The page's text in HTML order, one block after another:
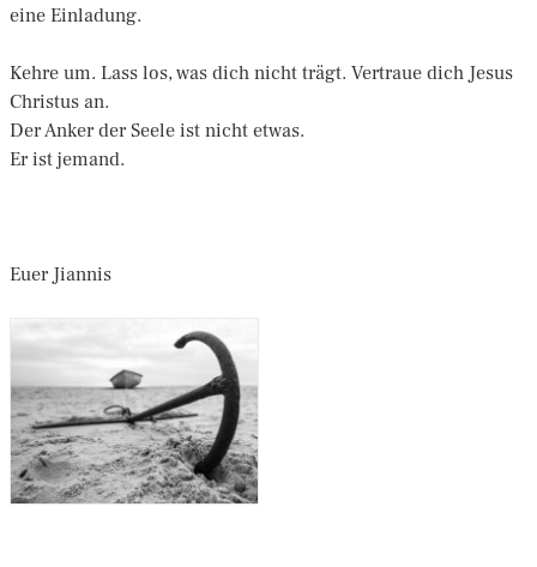
eine Einladung.
Kehre um. Lass los, was dich nicht trägt. Vertraue dich Jesus
Christus an.
Der Anker der Seele ist nicht etwas.
Er ist jemand.
Euer Jiannis